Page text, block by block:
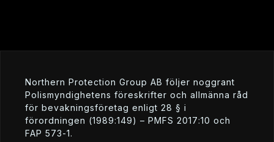
Northern Protection Group AB följer noggrant
Polismyndighetens föreskrifter och allmänna råd
för bevakningsföretag enligt 28 § i
förordningen (1989:149) – PMFS 2017:10 och
FAP 573-1.